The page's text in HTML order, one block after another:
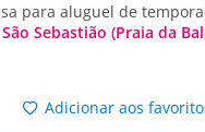
para aluguel de
São Sebastião (Praia da
Adicionar aos